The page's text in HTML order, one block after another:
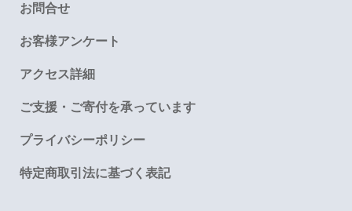
お問合せ
お客様アンケート
アクセス詳細
ご支援・ご寄付を承っています
プライバシーポリシー
特定商取引法に基づく表記